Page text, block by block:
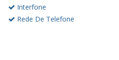
Interfone
Rede De Telefone